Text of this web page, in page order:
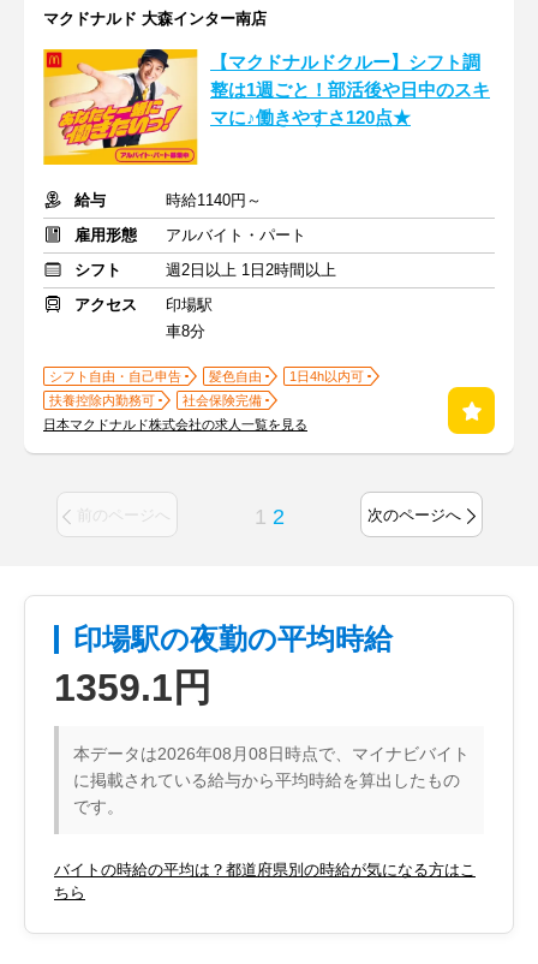
マクドナルド 大森インター南店
【マクドナルドクルー】シフト調
整は1週ごと！部活後や日中のスキ
マに♪働きやすさ120点★
給与
時給1140円～
雇用形態
アルバイト・パート
シフト
週2日以上 1日2時間以上
アクセス
印場駅
車8分
シフト自由・自己申告 髪色自由
1日4h以内可
扶養控除内勤務可
社会保険完備
日本マクドナルド株式会社の求人一覧を見る
前のページへ 1 2 次のページへ
印場駅の夜勤の平均時給
1359.1円
本データは2026年08月08日時点で、マイナビバイト
に掲載されている給与から平均時給を算出したもの
です。
バイトの時給の平均は？都道府県別の時給が気になる方はこ
ちら